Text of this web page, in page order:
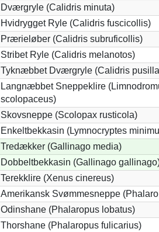
Dværgryle (Calidris minuta)
Hvidrygget Ryle (Calidris fuscicollis)
Prærieløber (Calidris subruficollis)
Stribet Ryle (Calidris melanotos)
Tyknæbbet Dværgryle (Calidris
Langnæbbet Sneppeklire
scolopaceus)
Skovsneppe (Scolopax rusticola)
Enkeltbekkasin (Lymnocryptes
Tredækker (Gallinago media)
Dobbeltbekkasin (Gallinago
Terekklire (Xenus cinereus)
Amerikansk Svømmesneppe
Odinshane (Phalaropus lobatus)
Thorshane (Phalaropus fulicarius)